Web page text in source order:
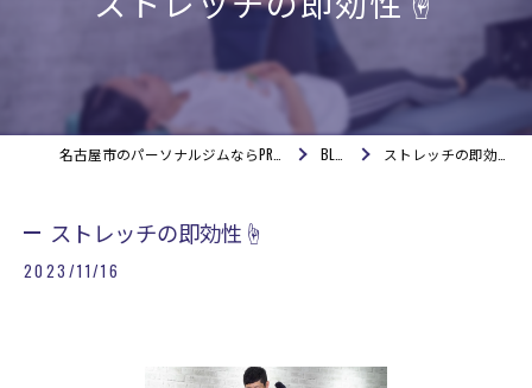
BLOG ストレッチの即効性☝️
ストレッチの即効性☝️
2023/11/16